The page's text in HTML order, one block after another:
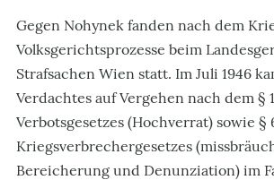
Gegen Nohynek fanden nach dem
Volksgerichtsprozesse beim
Strafsachen Wien statt. Im Juli 1946
Verdachtes auf Vergehen nach dem §
Verbotsgesetzes (Hochverrat) sowie §
Kriegsverbrechergesetzes
Bereicherung und Denunziation) im